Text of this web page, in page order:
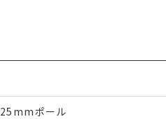
25mmポール